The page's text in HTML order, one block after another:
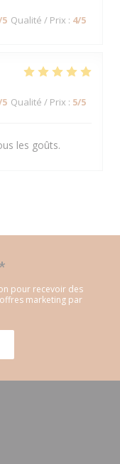
Qualité / Prix : 4/5
Qualité / Prix : 5/5
les goûts.
*
pour recevoir des
marketing par